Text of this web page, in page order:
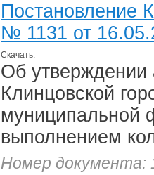
Постановление
№ 1131 от
Скачать:
Об утверждении
Клинцовской
муниципальной
выполнением
Номер документа: